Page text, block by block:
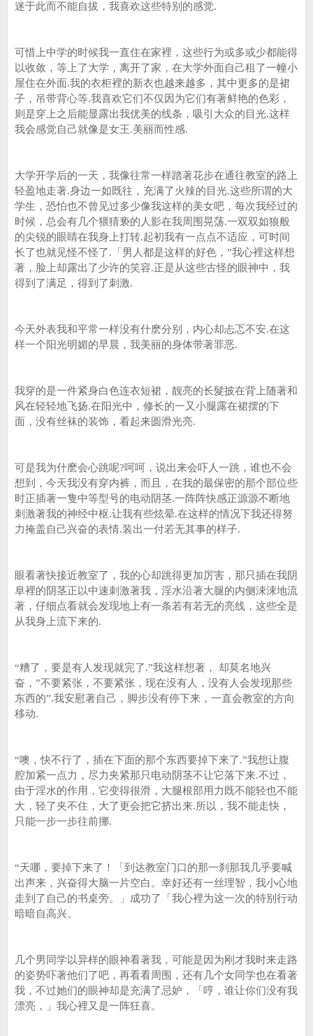
迷于此而不能自拔，我喜欢这些特别的感觉.
可惜上中学的时候我一直住在家裡，这些行为或多或少都能得
以收敛，等上了大学，离开了家，在大学外面自己租了一幢小
屋住在外面.我的衣柜裡的新衣也越来越多，其中更多的是裙
子，吊带背心等.我喜欢它们不仅因为它们有著鲜艳的色彩，
则是穿上之后能显露出我优美的线条，吸引大众的目光.这样
我会感觉自己就像是女王.美丽而性感.
大学开学后的一天，我像往常一样踏著花步在通往教室的路上
轻盈地走著.身边一如既往，充满了火辣的目光.这些所谓的大
学生，恐怕也不曾见过多少像我这样的美女吧，每次我经过的
时候，总会有几个猥猜亵的人影在我周围晃荡.一双双如狼般
的尖锐的眼睛在我身上打转.起初我有一点点不适应，可时间
长了也就见怪不怪了.「男人都是这样的好色，”我心裡这样想
著，脸上却露出了少许的笑容.正是从这些古怪的眼神中，我
得到了满足，得到了刺激.
今天外表我和平常一样没有什麽分别，内心却忐忑不安.在这
样一个阳光明媚的早晨，我美丽的身体带著罪恶.
我穿的是一件紧身白色连衣短裙，靓亮的长髮披在背上随著和
风在轻轻地飞扬.在阳光中，修长的一又小腿露在裙摆的下
面，没有丝袜的装饰，看起来圆滑光亮.
可是我为什麽会心跳呢?呵呵，说出来会吓人一跳，谁也不会
想到，今天我没有穿内裤，而且，在我的最保密的那个部位些
时正插著一隻中等型号的电动阴茎.一阵阵快感正源源不断地
刺激著我的神经中枢.让我有些炫晕.在这样的情况下我还得努
力掩盖自己兴奋的表情.装出一付若无其事的样子.
眼看著快接近教室了，我的心却跳得更加厉害，那只插在我阴
阜裡的阴茎正以中速刺激著我，淫水沿著大腿的内侧涑涑地流
著，仔细点看就会发现地上有一条若有若无的亮线，这些全是
从我身上流下来的.
“糟了，要是有人发现就完了.”我这样想著， 却莫名地兴
奋，”不要紧张，不要紧张，现在没有人，没有人会发现那些
东西的”.我安慰著自己，脚步没有停下来，一直会教室的方向
移动.
“噢，快不行了，插在下面的那个东西要掉下来了.”我想让腹
腔加紧一点力，尽力夹紧那只电动阴茎不让它落下来.不过，
由于淫水的作用，它变得很滑，大腿根部用力既不能轻也不能
大，轻了夹不住，大了更会把它挤出来.所以，我不能走快，
只能一步一步往前挪.
“天哪，要掉下来了！「到达教室门口的那一刹那我几乎要喊
出声来，兴奋得大脑一片空白。幸好还有一丝理智，我小心地
走到了自己的书桌旁。」成功了「我心裡为这一次的特别行动
暗暗自高兴。
几个男同学以异样的眼神看著我，可能是因为刚才我时来走路
的姿势吓著他们了吧，再看看周围，还有几个女同学也在看著
我，不过她们的眼神却是充满了忌妒，「哼，谁让你们没有我
漂亮，」我心裡又是一阵狂喜。